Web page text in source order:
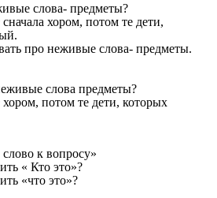
слова- предметы?
хором, потом те дети,
про неживые слова- предметы.
слова предметы?
потом те дети, которых
к вопросу»
« Кто это»?
«что это»?